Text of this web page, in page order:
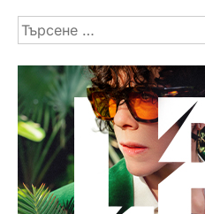
Търсене
за: